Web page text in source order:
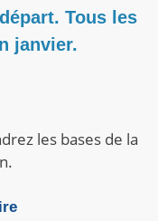
Tous les
janvier.
les bases de la